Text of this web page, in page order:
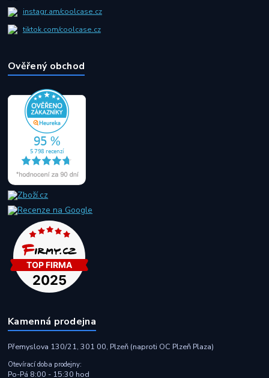
instagr.am/coolcase.cz
tiktok.com/coolcase.cz
Ověřený obchod
Kamenná prodejna
Přemyslova 130/21, 301 00, Plzeň (naproti OC Plzeň Plaza)
Otevírací doba prodejny:
Po-Pá 8:00 - 15:30 hod